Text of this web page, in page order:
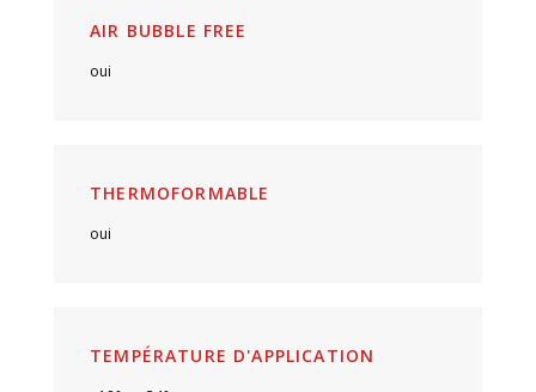
AIR BUBBLE FREE
oui
THERMOFORMABLE
oui
TEMPÉRATURE D'APPLICATION